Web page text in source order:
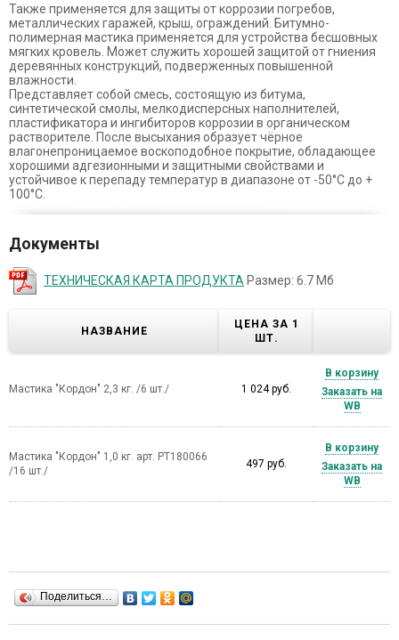
Также применяется для защиты от коррозии погребов,
металлических гаражей, крыш, ограждений. Битумно-
полимерная мастика применяется для устройства бесшовных
мягких кровель. Может служить хорошей защитой от гниения
деревянных конструкций, подверженных повышенной
влажности.
Представляет собой смесь, состоящую из битума,
синтетической смолы, мелкодисперсных наполнителей,
пластификатора и ингибиторов коррозии в органическом
растворителе. После высыхания образует чёрное
влагонепроницаемое воскоподобное покрытие, обладающее
хорошими адгезионными и защитными свойствами и
устойчивое к перепаду температур в диапазоне от -50°С до +
100°С.
Документы
ТЕХНИЧЕСКАЯ КАРТА ПРОДУКТА Размер: 6.7 Мб
НАЗВАНИЕ
ЦЕНА ЗА 1
ШТ.
Мастика "Кордон" 2,3 кг. /6 шт./ 1 024 руб.
В корзину
Заказать на
WB
Мастика "Кордон" 1,0 кг. арт. РТ180066
/16 шт./
497 руб.
В корзину
Заказать на
WB
Поделиться…